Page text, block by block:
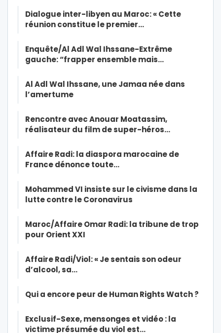
Dialogue inter-libyen au Maroc: « Cette
réunion constitue le premier…
Enquête/Al Adl Wal Ihssane-Extrême
gauche: “frapper ensemble mais…
Al Adl Wal Ihssane, une Jamaa née dans
l’amertume
Rencontre avec Anouar Moatassim,
réalisateur du film de super-héros…
Affaire Radi: la diaspora marocaine de
France dénonce toute…
Mohammed VI insiste sur le civisme dans la
lutte contre le Coronavirus
Maroc/Affaire Omar Radi: la tribune de trop
pour Orient XXI
Affaire Radi/Viol: « Je sentais son odeur
d’alcool, sa…
Qui a encore peur de Human Rights Watch ?
Exclusif-Sexe, mensonges et vidéo : la
victime présumée du viol est…